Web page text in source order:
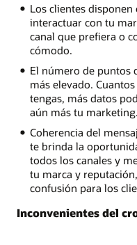
Los clientes
interactuar con tu
canal que prefiera o
cómodo.
El número de puntos
más elevado.
tengas, más datos
aún más tu marketing.
Coherencia del
te brinda la
todos los canales y
tu marca y
confusión para los
Inconvenientes del